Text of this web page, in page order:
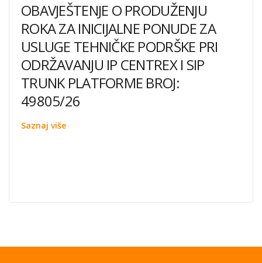
OBAVJEŠTENJE O PRODUŽENJU
ROKA ZA INICIJALNE PONUDE ZA
USLUGE TEHNIČKE PODRŠKE PRI
ODRŽAVANJU IP CENTREX I SIP
TRUNK PLATFORME BROJ:
49805/26
Saznaj više